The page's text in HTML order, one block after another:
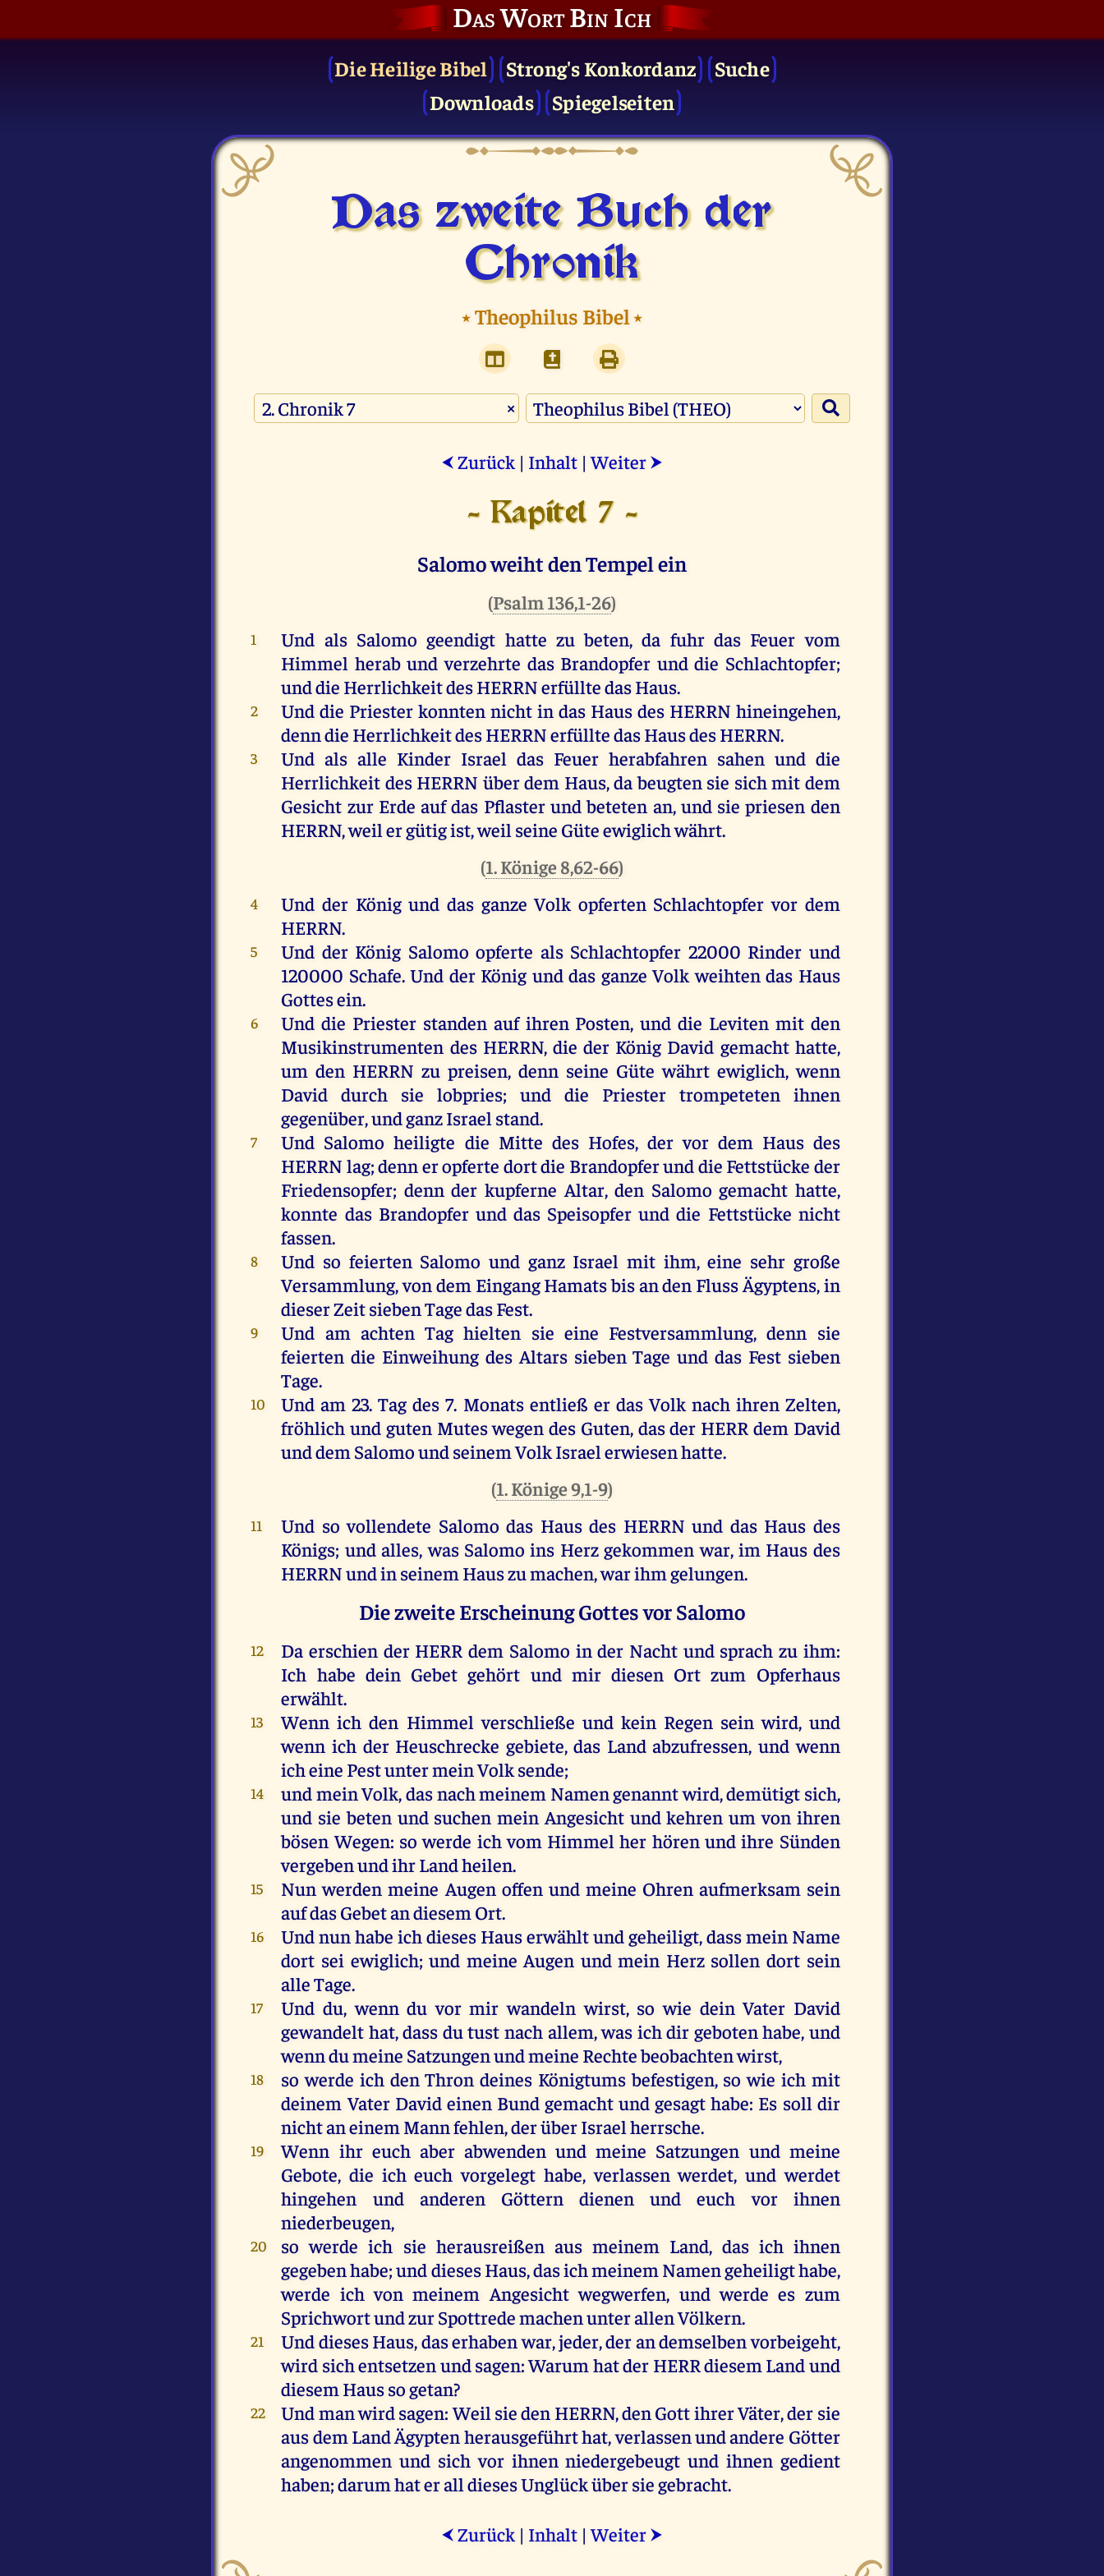
Das Wort Bin Ich
Die Heilige Bibel Strong's Konkordanz
Suche
Downloads
Spiegelseiten
Das zweite Buch der
Chronik
⭑Theophilus Bibel⭑
×
⮜ Zurück | Inhalt |Weiter ⮞
- Kapitel 7 -
Salomo weiht den Tempel ein
(Psalm 136,1-26)
1 Und als Salomo geendigt hatte zu beten,da fuhr das Feuer vom
Himmel herab und verzehrte das Brandopfer und die Schlachtopfer;
unddie HerrlichkeitdesHERRNerfülltedasHaus.
2 Und die Priester konnten nicht in das Haus des HERRN hineingehen,
denndie HerrlichkeitdesHERRNerfülltedasHausdesHERRN.
3 Und als alle Kinder Israel das Feuer herabfahren sahen und die
Herrlichkeit des HERRN überdem Haus,da beugten sie sich mit dem
Gesicht zur Erde auf das Pflaster und beteten an, und sie priesen den
HERRN,weil ergütigist,weil seine Güteewiglichwährt.
(1. Könige 8,62-66)
4 Und der König und das ganze Volk opferten Schlachtopfer vor dem
HERRN.
5 Und der König Salomo opferte als Schlachtopfer 22000 Rinder und
120000 Schafe.Und der König und das ganze Volk weihten das Haus
Gottesein.
6 Und die Priester standen auf ihren Posten,und die Leviten mit den
Musikinstrumenten des HERRN, die der König David gemacht hatte,
um den HERRN zu preisen,denn seine Güte währt ewiglich,wenn
David durch sie lobpries;und die Priestertrompeteten ihnen
gegenüber,undganzIsrael stand.
7 Und Salomo heiligte die Mitte des Hofes, der vor dem Haus des
HERRN lag;denn eropferte dortdie Brandopferund die Fettstücke der
Friedensopfer; denn der kupferne Altar,den Salomo gemacht hatte,
konnte das Brandopfer und das Speisopfer und die Fettstücke nicht
fassen.
8 Und so feierten Salomo und ganz Israel mit ihm,eine sehr große
Versammlung,von dem EingangHamatsbisanden Fluss Ägyptens,in
dieserZeitsiebenTagedasFest.
9 Und am achten Tag hielten sie eine Festversammlung,denn sie
feierten die Einweihung des Altars sieben Tage und das Fest sieben
Tage.
10 Und am 23.Tag des 7. Monats entließ er das Volk nach ihren Zelten,
fröhlich und guten Muteswegen des Guten, dasder HERR dem David
unddem Salomound seinem VolkIsrael erwiesenhatte.
(1. Könige 9,1-9)
11 Und so vollendete Salomo das Haus des HERRN und das Haus des
Königs; und alles,was Salomo ins Herz gekommen war, im Haus des
HERRNundin seinem Hauszu machen,warihm gelungen.
Die zweite Erscheinung Gottes vor Salomo
12 Da erschien der HERR dem Salomo in der Nacht und sprach zu ihm:
Ich habe dein Gebet gehört und mir diesen Ort zum Opferhaus
erwählt.
13 Wenn ich den Himmel verschließe und kein Regen sein wird, und
wenn ich der Heuschrecke gebiete,das Land abzufressen,und wenn
icheine PestuntermeinVolksende;
14 und meinVolk,dasnachmeinem Namengenanntwird,demütigt sich,
und sie beten und suchen mein Angesicht und kehren um von ihren
bösen Wegen: so werde ich vom Himmel her hören und ihre Sünden
vergebenundihrLandheilen.
15 Nun werden meine Augen offen und meine Ohren aufmerksam sein
aufdasGebetandiesem Ort.
16 Und nun habe ich dieses Hauserwähltund geheiligt, dassmein Name
dort sei ewiglich;und meine Augen und mein Herz sollen dort sein
alleTage.
17 Und du,wenn du vor mir wandeln wirst, so wie dein Vater David
gewandelt hat, dass du tust nach allem,was ich dir geboten habe, und
wenndu meine Satzungenundmeine Rechtebeobachtenwirst,
18 so werde ich den Thron deines Königtumsbefestigen, so wie ich mit
deinem Vater David einen Bund gemacht und gesagt habe: Es soll dir
nichtaneinem Mannfehlen,derüberIsrael herrsche.
19 Wenn ihr euch aber abwenden und meine Satzungen und meine
Gebote,die ich euch vorgelegt habe,verlassen werdet, und werdet
hingehen
und anderen Göttern dienen und euch vor
ihnen
niederbeugen,
20 so werde ich sie herausreißen aus meinem Land, das ich ihnen
gegebenhabe;und diesesHaus,dasichmeinem Namengeheiligthabe,
werde ich von meinem Angesicht wegwerfen, und werde es zum
SprichwortundzurSpottredemachenunterallenVölkern.
21 Und diesesHaus,daserhabenwar,jeder,derandemselbenvorbeigeht,
wird sichentsetzen und sagen:Warum hatder HERRdiesem Land und
diesem Haussogetan?
22 Und manwird sagen:Weil sieden HERRN,den GottihrerVäter,der sie
ausdem Land Ägypten herausgeführthat,verlassenundandere Götter
angenommen und sich vor ihnen niedergebeugtund ihnen gedient
haben;darum haterall diesesUnglückübersiegebracht.
⮜ Zurück | Inhalt |Weiter ⮞